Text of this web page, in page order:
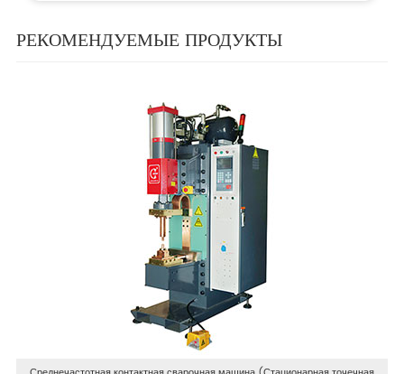
РЕКОМЕНДУЕМЫЕ ПРОДУКТЫ